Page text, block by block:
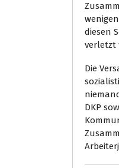
diesen
verletzt
Die
DKP